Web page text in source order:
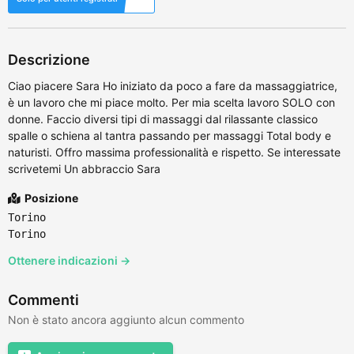
Descrizione
Ciao piacere Sara Ho iniziato da poco a fare da massaggiatrice,
è un lavoro che mi piace molto. Per mia scelta lavoro SOLO con
donne. Faccio diversi tipi di massaggi dal rilassante classico
spalle o schiena al tantra passando per massaggi Total body e
naturisti. Offro massima professionalità e rispetto. Se interessate
scrivetemi Un abbraccio Sara
Posizione
Torino
Torino
Ottenere indicazioni →
Commenti
Non è stato ancora aggiunto alcun commento